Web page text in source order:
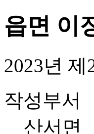
읍면 이
2023년 제
작성부서
산서면